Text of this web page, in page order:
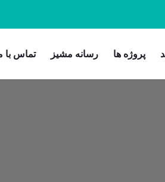
پروژه ها رسانه مشیز تماس با